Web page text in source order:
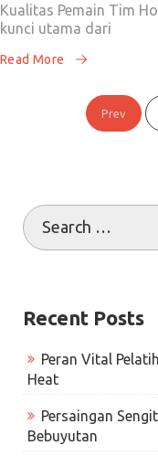
Kualitas Pemain Tim
kunci utama dari
Read More
pagination
Prev
Recent Posts
Peran Vital
Heat
Persaingan
Bebuyutan